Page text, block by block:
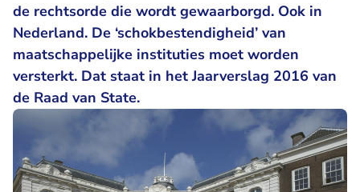
de rechtsorde die wordt gewaarborgd. Ook in
Nederland. De ‘schokbestendigheid’ van
maatschappelijke instituties moet worden
versterkt. Dat staat in het Jaarverslag 2016 van
de Raad van State.